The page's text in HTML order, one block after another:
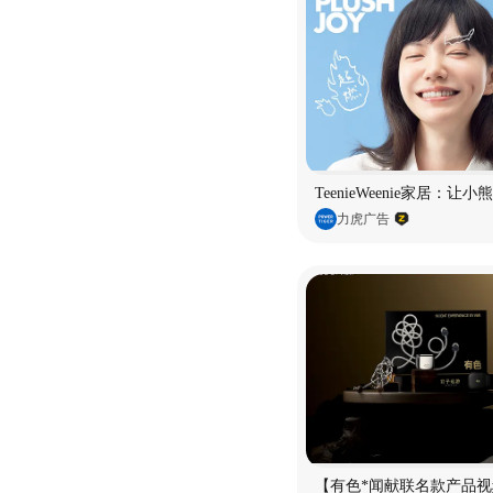
TeenieWeenie家居：让小
力虎广告
【有色*闻献联名款产品